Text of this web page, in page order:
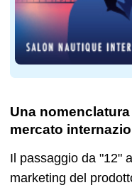
Una
mercato
Il passaggio da "12"
marketing del